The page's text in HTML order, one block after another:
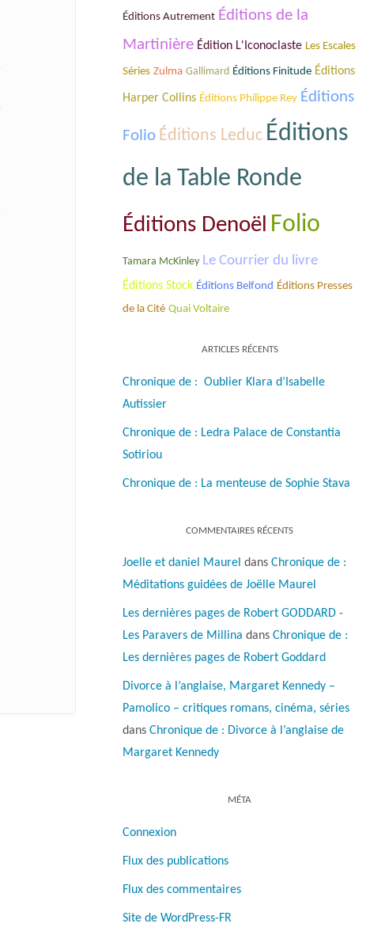
Éditions Autrement Éditions de la
Martinière Édition L'Iconoclaste Les Escales
Séries Zulma Gallimard Éditions Finitude Éditions
Harper Collins Éditions Philippe Rey Éditions
Folio Éditions Leduc Éditions
de la Table Ronde
Éditions Denoël Folio
Tamara McKinley Le Courrier du livre
Éditions Stock Éditions Belfond Éditions Presses
de la Cité Quai Voltaire
ARTICLES RÉCENTS
Chronique de : Oublier Klara d’Isabelle
Autissier
Chronique de : Ledra Palace de Constantia
Sotiriou
Chronique de : La menteuse de Sophie Stava
COMMENTAIRES RÉCENTS
Joelle et daniel Maurel dans Chronique de :
Méditations guidées de Joëlle Maurel
Les dernières pages de Robert GODDARD -
Les Paravers de Millina dans Chronique de :
Les dernières pages de Robert Goddard
Divorce à l’anglaise, Margaret Kennedy –
Pamolico – critiques romans, cinéma, séries
dans Chronique de : Divorce à l’anglaise de
Margaret Kennedy
MÉTA
Connexion
Flux des publications
Flux des commentaires
Site de WordPress-FR